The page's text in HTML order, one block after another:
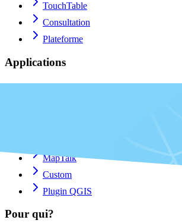
TouchTable
Consultation
Plateforme
Applications
MapTalk
Custom
Plugin QGIS
Pour qui?